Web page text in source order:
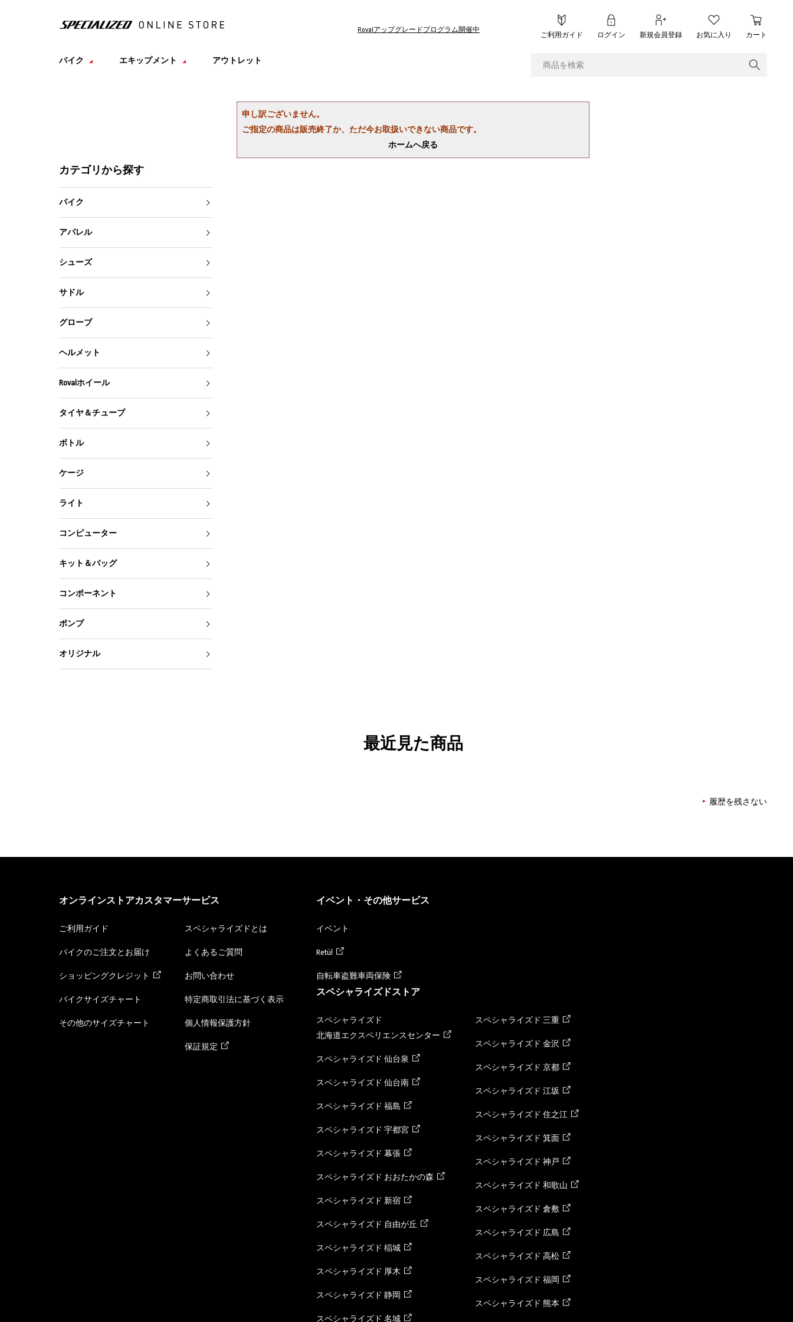
Rovalアップグレードプログラム開催中
ご利用ガイド ログイン 新規会員登録 お気に入り カート
バイク エキップメント アウトレット
申し訳ございません。
ご指定の商品は販売終了か、ただ今お取扱いできない商品です。
ホームへ戻る
カテゴリから探す
バイク
アパレル
シューズ
サドル
グローブ
ヘルメット
Rovalホイール
タイヤ＆チューブ
ボトル
ケージ
ライト
コンピューター
キット＆バッグ
コンポーネント
ポンプ
オリジナル
最近見た商品
履歴を残さない
オンラインストアカスタマーサービス
ご利用ガイド
バイクのご注文とお届け
ショッピングクレジット
バイクサイズチャート
その他のサイズチャート
スペシャライズドとは
よくあるご質問
お問い合わせ
特定商取引法に基づく表示
個人情報保護方針
保証規定
イベント・その他サービス
イベント
Retül
自転車盗難車両保険
スペシャライズドストア
スペシャライズド
北海道エクスペリエンスセンター
スペシャライズド 仙台泉
スペシャライズド 仙台南
スペシャライズド 福島
スペシャライズド 宇都宮
スペシャライズド 幕張
スペシャライズド おおたかの森
スペシャライズド 新宿
スペシャライズド 自由が丘
スペシャライズド 稲城
スペシャライズド 厚木
スペシャライズド 静岡
スペシャライズド 名城
スペシャライズド 三重
スペシャライズド 金沢
スペシャライズド 京都
スペシャライズド 江坂
スペシャライズド 住之江
スペシャライズド 箕面
スペシャライズド 神戸
スペシャライズド 和歌山
スペシャライズド 倉敷
スペシャライズド 広島
スペシャライズド 高松
スペシャライズド 福岡
スペシャライズド 熊本